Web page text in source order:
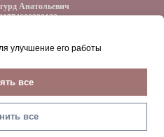
улучшение его работы
все
все
Анатольевич